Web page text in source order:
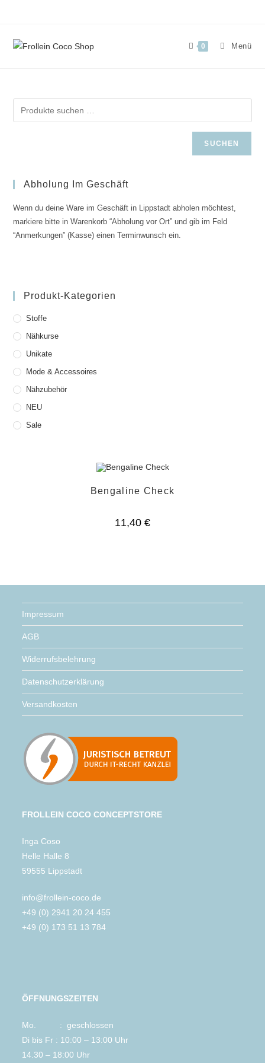
0 Menü
SUCHEN
Abholung Im Geschäft
Wenn du deine Ware im Geschäft in Lippstadt abholen möchtest,
markiere bitte in Warenkorb “Abholung vor Ort” und gib im Feld
“Anmerkungen” (Kasse) einen Terminwunsch ein.
Produkt-Kategorien
Stoffe
Nähkurse
Unikate
Mode & Accessoires
Nähzubehör
NEU
Sale
Bengaline Check
11,40 €
Impressum
AGB
Widerrufsbelehrung
Datenschutzerklärung
Versandkosten
FROLLEIN COCO CONCEPTSTORE
Inga Coso
Helle Halle 8
59555 Lippstadt
info@frollein-coco.de
+49 (0) 2941 20 24 455
+49 (0) 173 51 13 784
ÖFFNUNGSZEITEN
Mo. : geschlossen
Di bis Fr : 10:00 – 13:00 Uhr
14.30 – 18:00 Uhr